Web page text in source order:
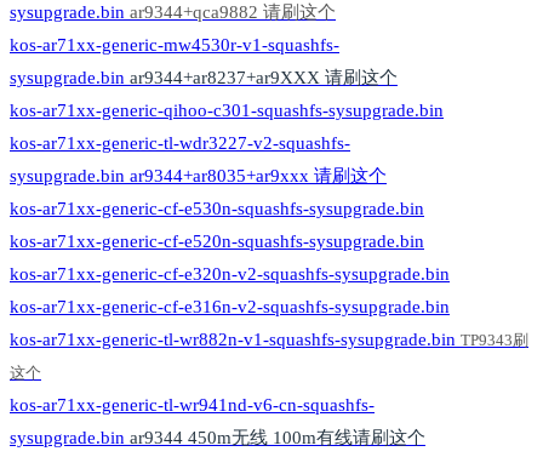
sysupgrade.bin ar9344+qca9882 请刷这个
kos-ar71xx-generic-mw4530r-v1-squashfs-
sysupgrade.bin ar9344+ar8237+ar9XXX 请刷这个
kos-ar71xx-generic-qihoo-c301-squashfs-sysupgrade.bin
kos-ar71xx-generic-tl-wdr3227-v2-squashfs-
sysupgrade.bin ar9344+ar8035+ar9xxx 请刷这个
kos-ar71xx-generic-cf-e530n-squashfs-sysupgrade.bin
kos-ar71xx-generic-cf-e520n-squashfs-sysupgrade.bin
kos-ar71xx-generic-cf-e320n-v2-squashfs-sysupgrade.bin
kos-ar71xx-generic-cf-e316n-v2-squashfs-sysupgrade.bin
kos-ar71xx-generic-tl-wr882n-v1-squashfs-sysupgrade.bin TP9343刷
这个
kos-ar71xx-generic-tl-wr941nd-v6-cn-squashfs-
sysupgrade.bin ar9344 450m无线 100m有线请刷这个